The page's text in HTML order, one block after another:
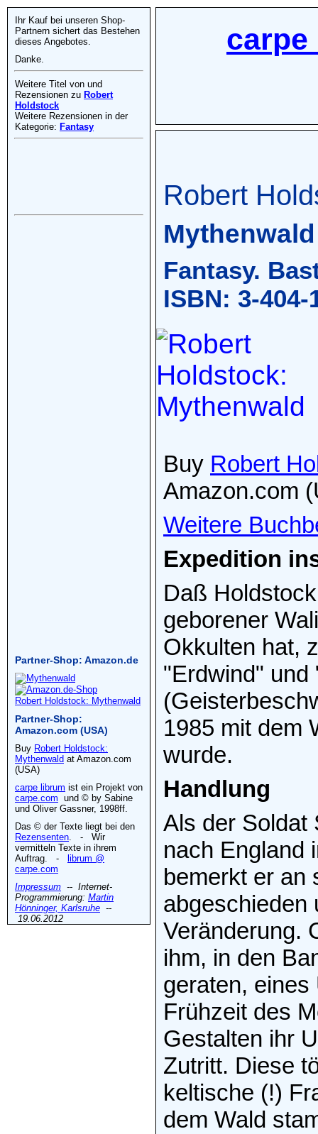
Robert
Mythenwald
Fantasy.
ISBN: 3-404-
Buy Robert
Amazon.com
Weitere
Expedition
Daß
geborener
Okkulten hat,
"Erdwind" und
1985 mit dem
wurde.
Handlung
Als der Soldat
nach England
bemerkt er an
abgeschieden
Veränderung.
ihm, in den
geraten,
Frühzeit des
Gestalten ihr
Zutritt. Diese
keltische (!)
dem Wald
Ihr Kauf bei unseren Shop-
Partnern sichert das Bestehen
dieses Angebotes.
Danke.
Weitere Titel von und
Rezensionen zu Robert
Holdstock
Weitere Rezensionen in der
Kategorie: Fantasy
Partner-Shop: Amazon.de
Robert Holdstock: Mythenwald
Partner-Shop:
Amazon.com (USA)
Buy Robert Holdstock:
Mythenwald at Amazon.com
(USA)
carpe librum ist ein Projekt von
carpe.com und © by Sabine
und Oliver Gassner, 1998ff.
Das © der Texte liegt bei den
Rezensenten. - Wir
vermitteln Texte in ihrem
Auftrag. -
librum @
carpe.com
Impressum -- Internet-
Programmierung: Martin
Hönninger, Karlsruhe --
19.06.2012